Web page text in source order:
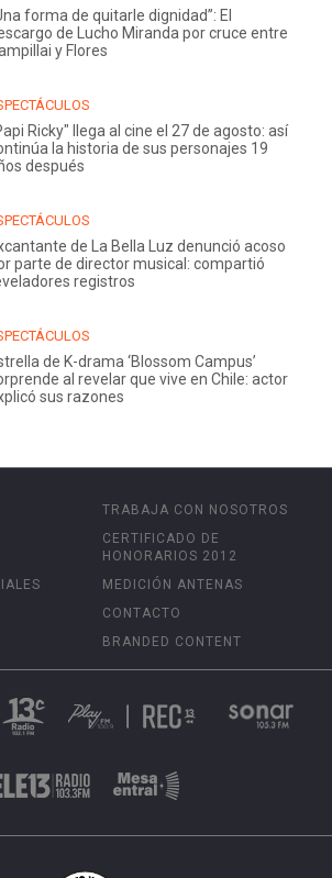
forma de quitarle dignidad”: El
de Lucho Miranda por cruce entre
y Flores
Ricky" llega al cine el 27 de agosto: así
la historia de sus personajes 19
después
de La Bella Luz denunció acoso
parte de director musical: compartió
registros
de K-drama ‘Blossom Campus’
al revelar que vive en Chile: actor
sus razones
TRABAJA CON NOSOTROS
CERTIFICADO DE
HONORARIOS 2012
MEDICIÓN ANTENAS
CONTACTO
BRANDED CONTENT